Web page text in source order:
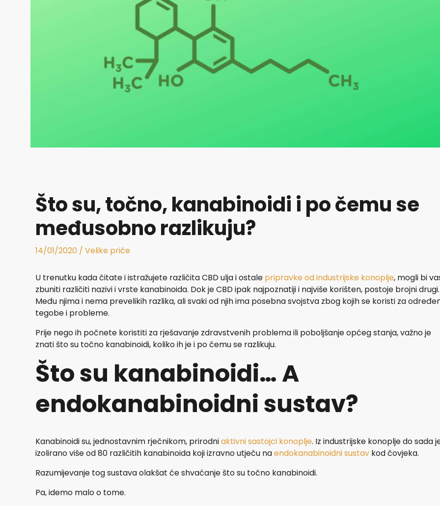
Što su, točno, kanabinoidi i po čemu se
međusobno razlikuju?
14/01/2020 / Velike priče
U trenutku kada čitate i istražujete različita CBD ulja i ostale pripravke od industrijske konoplje, mogli bi
zbuniti različiti nazivi i vrste kanabinoida. Dok je CBD ipak najpoznatiji i najviše korišten, postoje brojni drugi.
Među njima i nema prevelikih razlika, ali svaki od njih ima posebna svojstva zbog kojih se koristi za
tegobe i probleme.
Prije nego ih počnete koristiti za rješavanje zdravstvenih problema ili poboljšanje općeg stanja, važno je
znati što su točno kanabinoidi, koliko ih je i po čemu se razlikuju.
Što su kanabinoidi… A
endokanabinoidni sustav?
Kanabinoidi su, jednostavnim rječnikom, prirodniaktivni sastojci konoplje. Iz industrijske konoplje do sada
izolirano više od 80 različitih kanabinoida koji izravno utječu naendokanabinoidni sustav kod čovjeka.
Razumijevanje tog sustava olakšat će shvaćanje što su točno kanabinoidi.
Pa, idemo malo o tome.